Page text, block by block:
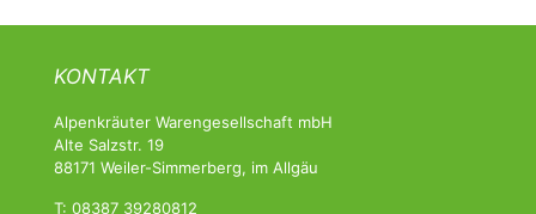
KONTAKT
Alpenkräuter Warengesellschaft mbH
Alte Salzstr. 19
88171 Weiler-Simmerberg, im Allgäu
T: 08387 39280812